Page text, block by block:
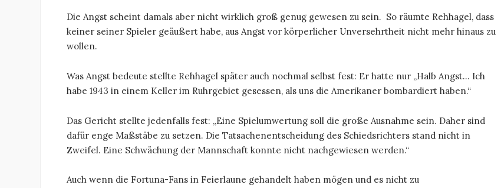
Die Angst scheint damals aber nicht wirklich groß genug gewesen zu sein. So räumte Rehhagel, dass
keiner seiner Spieler geäußert habe, aus Angst vor körperlicher Unversehrtheit nicht mehr hinaus zu
wollen.
Was Angst bedeute stellte Rehhagel später auch nochmal selbst fest: Er hatte nur „Halb Angst… Ich
habe 1943 in einem Keller im Ruhrgebiet gesessen, als uns die Amerikaner bombardiert haben.“
Das Gericht stellte jedenfalls fest: „Eine Spielumwertung soll die große Ausnahme sein. Daher sind
dafür enge Maßstäbe zu setzen. Die Tatsachenentscheidung des Schiedsrichters stand nicht in
Zweifel. Eine Schwächung der Mannschaft konnte nicht nachgewiesen werden.“
Auch wenn die Fortuna-Fans in Feierlaune gehandelt haben mögen und es nicht zu